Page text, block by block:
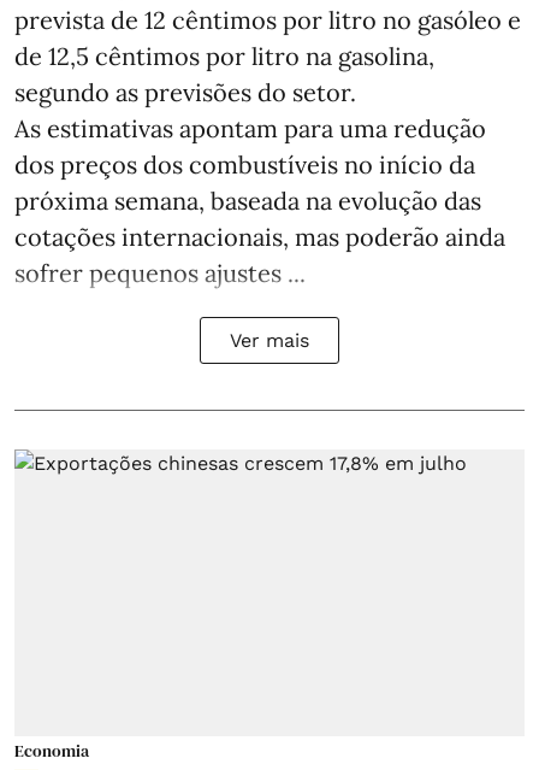
prevista de 12 cêntimos por litro no gasóleo e
de 12,5 cêntimos por litro na gasolina,
segundo as previsões do setor.
As estimativas apontam para uma redução
dos preços dos combustíveis no início da
próxima semana, baseada na evolução das
cotações internacionais, mas poderão ainda
sofrer pequenos ajustes ...
Ver mais
Economia